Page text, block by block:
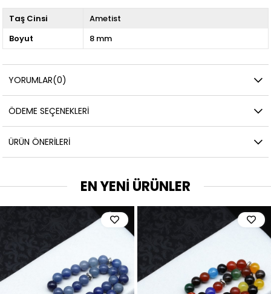
Taş Cinsi
Ametist
Boyut
8 mm
YORUMLAR(0)
ÖDEME SEÇENEKLERI
ÜRÜN ÖNERILERI
EN YENİ ÜRÜNLER